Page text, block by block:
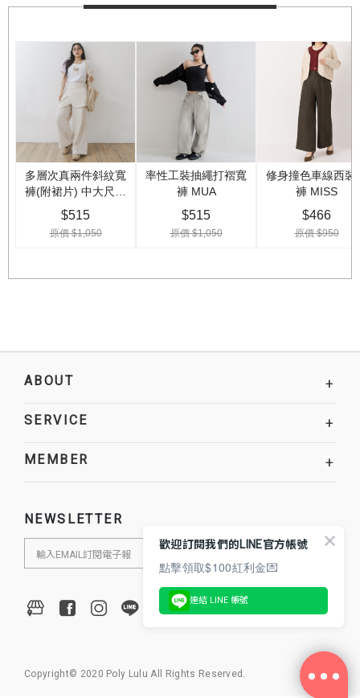
ABOUT +
SERVICE +
MEMBER +
NEWSLETTER
Copyright© 2020 Poly Lulu All Rights Reserved.
歡迎訂閱我們的LINE官方帳號
點擊領取$100紅利金💌
連結 LINE 帳號